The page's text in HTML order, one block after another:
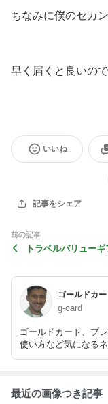
ちなみに僕のセカ
早く届くと良いので
いいね
記事をシェア
前の記事
トラベルバリューギ
ゴールドカ
g-card
ゴールドカード、プ
使い方など気になる
ンやラウンジネタも
最近の画像つき記事